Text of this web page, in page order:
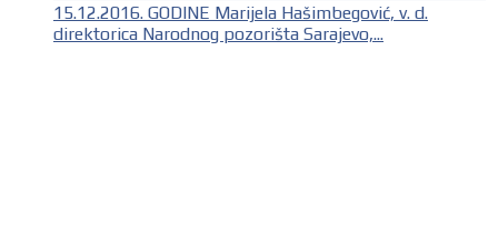
15.12.2016. GODINE Marijela Hašimbegović, v. d.
direktorica Narodnog pozorišta Sarajevo,...